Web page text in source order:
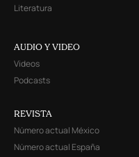
Literatura
AUDIO Y VIDEO
Videos
Podcasts
REVISTA
Número actual México
Número actual España